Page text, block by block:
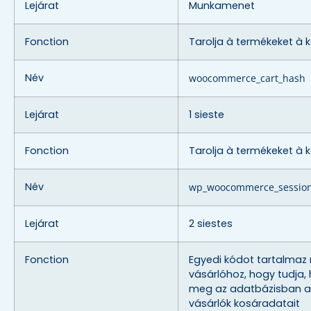
Lejárat Munkamenet
Fonction Tarolja à termékeket à
Név woocommerce_cart_hash
Lejárat 1 sieste
Fonction Tarolja à termékeket à
Név
Lejárat 2 siestes
Fonction
Egyedi kódot tartalmaz
vásárlóhoz, hogy tudja,
meg az adatbázisban
vásárlók kosáradatait